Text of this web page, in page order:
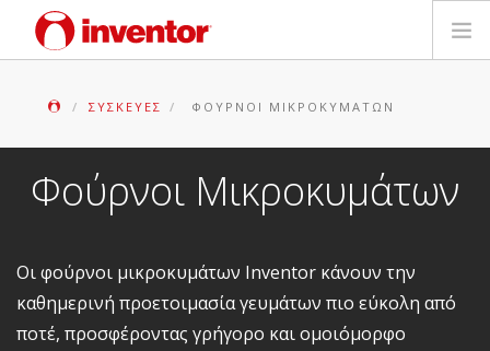
ΕΓΓΥΗΣΗ
ΔΗΛΩΣΗ ΒΛΑΒΗΣ
Αρχεία και Υποστήριξη
ΣΥΣΚΕΥΈΣ ΦΟΎΡΝΟΙ ΜΙΚΡΟΚΥΜΆΤΩΝ
Φούρνοι Μικροκυμάτων
Οι φούρνοι μικροκυμάτων Inventor κάνουν την
καθημερινή προετοιμασία γευμάτων πιο εύκολη από
ποτέ, προσφέροντας γρήγορο και ομοιόμορφο